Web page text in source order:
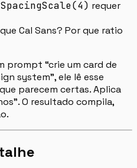
requer
Cal Sans? Por que ratio
prompt “crie um card de
system”, ele lê esse
parecem certas. Aplica
O resultado compila,